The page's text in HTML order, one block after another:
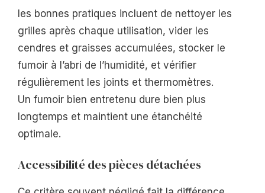
les bonnes pratiques incluent de nettoyer les
grilles après chaque utilisation, vider les
cendres et graisses accumulées, stocker le
fumoir à l’abri de l’humidité, et vérifier
régulièrement les joints et thermomètres.
Un fumoir bien entretenu dure bien plus
longtemps et maintient une étanchéité
optimale.
Accessibilité des pièces détachées